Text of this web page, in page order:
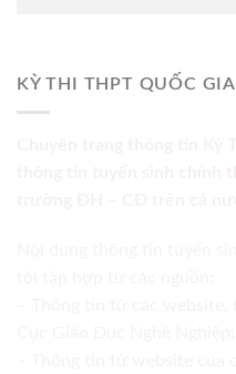
KỲ THI THPT QUỐC GIA